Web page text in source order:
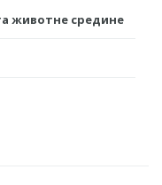
животне средине